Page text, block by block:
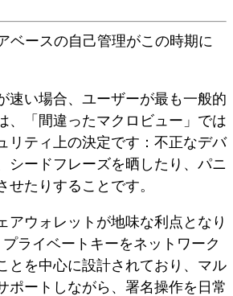
ベースの自己管理がこの時期に
速い場合、ユーザーが最も一般的
、「間違ったマクロビュー」では
リティ上の決定です：不正なデバ
シードフレーズを晒したり、パニ
せたりすることです。
アウォレットが地味な利点となり
プライベートキーをネットワーク
とを中心に設計されており、マル
ポートしながら、署名操作を日常